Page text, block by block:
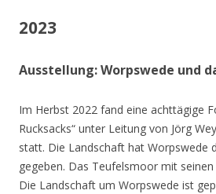
2023
Ausstellung: Worpswede und
Im Herbst 2022 fand eine achttägige
Rucksacks“ unter Leitung von Jörg
statt. Die Landschaft hat Worpswede
gegeben. Das Teufelsmoor mit
Die Landschaft um Worpswede ist